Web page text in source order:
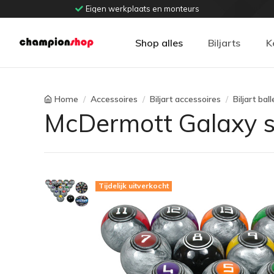
Eigen werkplaats en monteurs
Shop alles Biljarts
Home Accessoires Biljart accessoires Biljart
McDermott Galaxy
Tijdelijk uitverkocht